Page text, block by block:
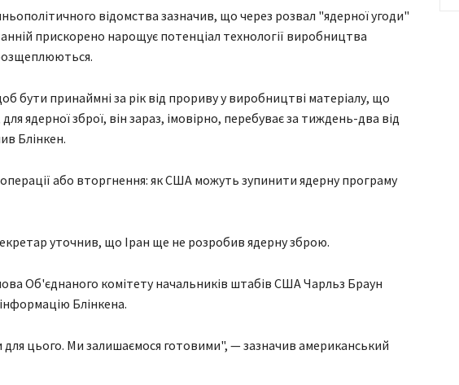
відомства зазначив, що через розвал "ядерної угоди"
прискорено нарощує потенціал технології виробництва
бути принаймні за рік від прориву у виробництві матеріалу, що
ядерної зброї, він зараз, імовірно, перебуває за тиждень-два від
Блінкен.
або вторгнення: як США можуть зупинити ядерну програму
уточнив, що Іран ще не розробив ядерну зброю.
Об'єднаного комітету начальників штабів США Чарльз Браун
Блінкена.
для цього. Ми залишаємося готовими", — зазначив американський